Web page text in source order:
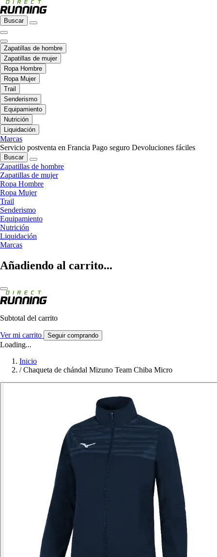
Buscar
Zapatillas de hombre
Zapatillas de mujer
Ropa Hombre
Ropa Mujer
Trail
Senderismo
Equipamiento
Nutrición
Liquidación
Marcas
Servicio postventa en Francia Pago seguro Devoluciones fáciles
Buscar
Zapatillas de hombre
Zapatillas de mujer
Ropa Hombre
Ropa Mujer
Trail
Senderismo
Equipamiento
Nutrición
Liquidación
Marcas
Añadiendo al carrito...
Subtotal del carrito
Ver mi carrito Seguir comprando
Loading...
Inicio
/ Chaqueta de chándal Mizuno Team Chiba Micro